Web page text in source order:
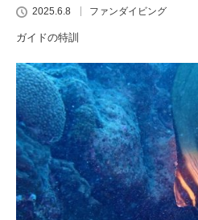
2025.6.8 ファンダイビング
ガイドの特訓